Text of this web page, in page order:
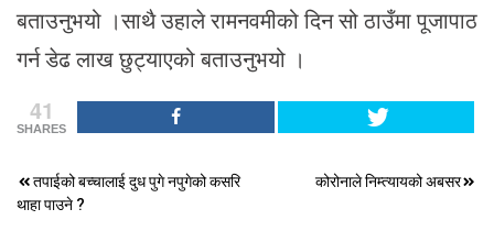
बताउनुभयो ।साथै उहाले रामनवमीको दिन सो ठाउँमा पूजापाठ
गर्न डेढ लाख छुट्याएको बताउनुभयो ।
41
SHARES
Post
तपाईको बच्चालाई दुध पुगे नपुगेको कसरि
थाहा पाउने ?
कोरोनाले निम्त्यायको अबसर